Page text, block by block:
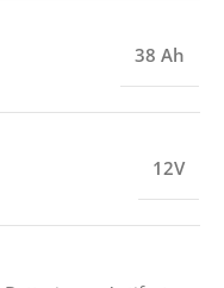
38 Ah
12V